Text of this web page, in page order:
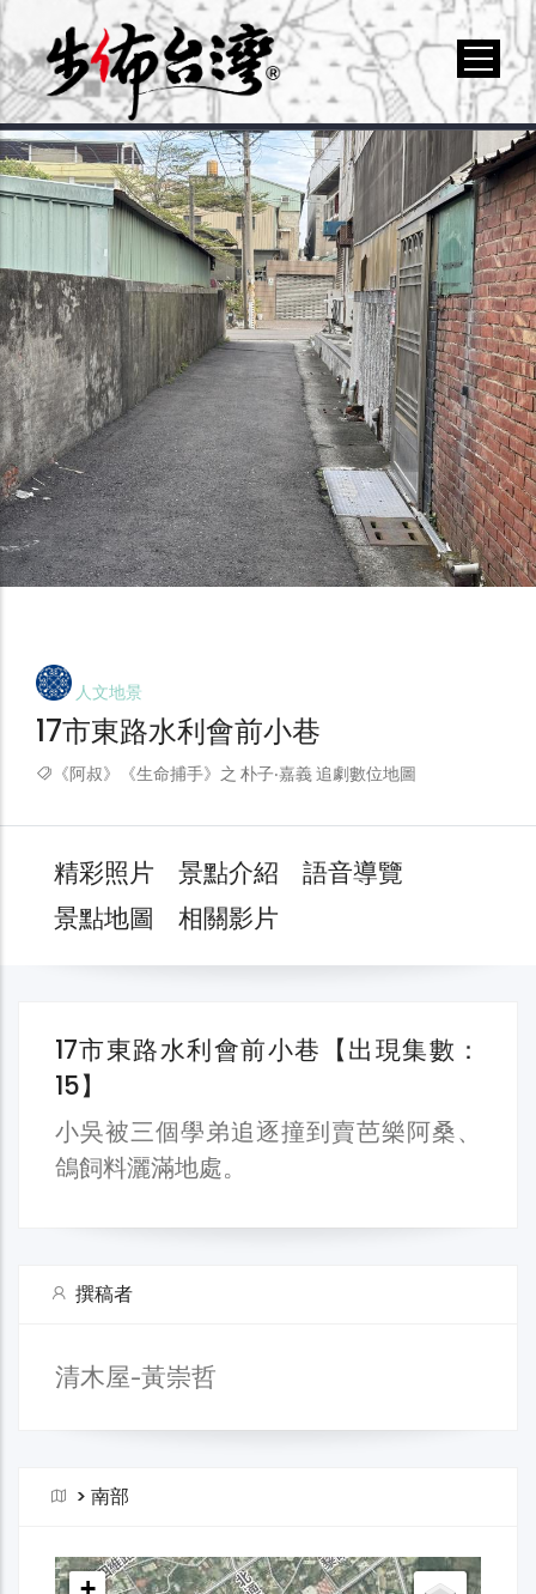
人文地景
17市東路水利會前小巷
《阿叔》《生命捕手》之 朴子‧嘉義 追劇數位地圖
精彩照片 景點介紹
語音導覽
景點地圖
相關影片
17市東路水利會前小巷【出現集數：
15】
小吳被三個學弟追逐撞到賣芭樂阿桑、
鴿飼料灑滿地處。
撰稿者
清木屋-黃崇哲
> 南部